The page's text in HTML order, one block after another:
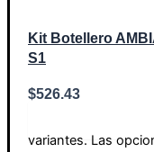
Kit Botellero
S1
$526.43
variantes. Las